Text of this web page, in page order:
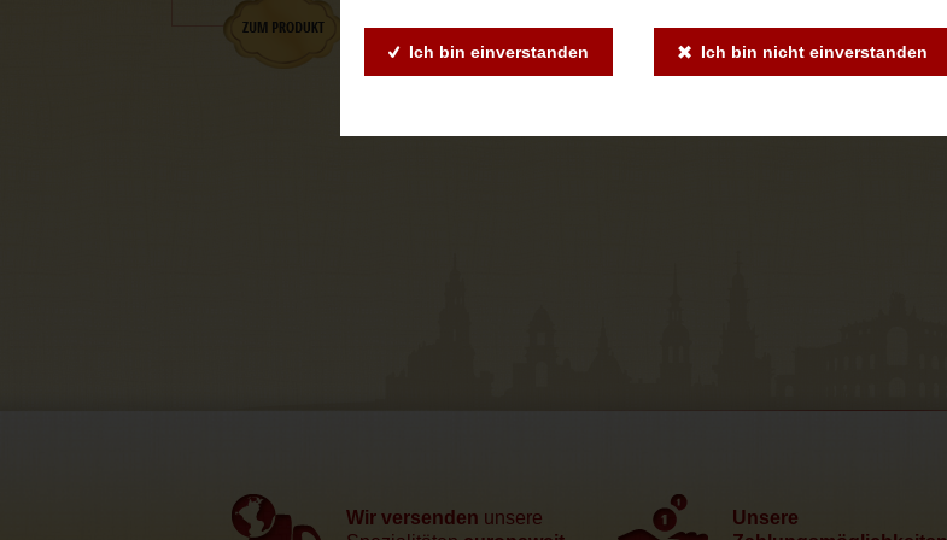
Ich bin einverstanden Ich bin nicht einverstanden
Wir versenden unsere
Unsere